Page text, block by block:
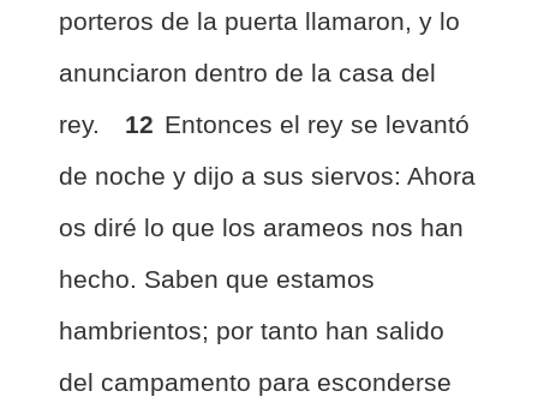
porteros de la puerta llamaron, y lo
anunciaron dentro de la casa del
rey.
12 Entonces el rey se levantó
de noche y dijo a sus siervos: Ahora
os diré lo que los arameos nos han
hecho. Saben que estamos
hambrientos; por tanto han salido
del campamento para esconderse